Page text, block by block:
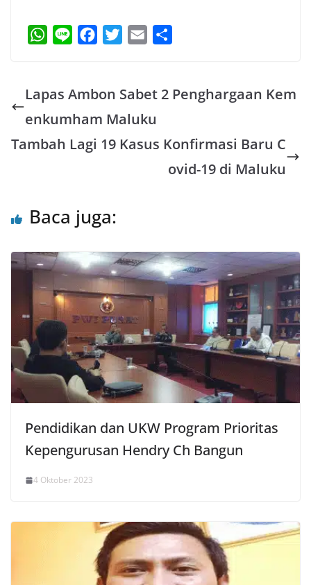
W
t
p
e
e
t
r
i
r
Lapas Ambon Sabet 2 Penghargaan Kem
enkumham Maluku
Tambah Lagi 19 Kasus Konfirmasi Baru C
ovid-19 di Maluku
Baca juga:
Pendidikan dan UKW Program Prioritas
Kepengurusan Hendry Ch Bangun
4 Oktober 2023